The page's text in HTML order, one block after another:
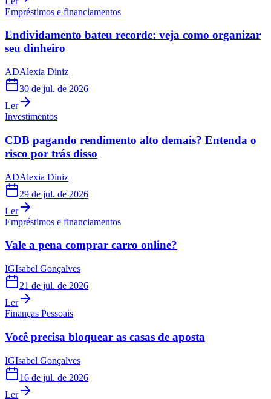
Empréstimos e financiamentos
Endividamento bateu recorde: veja como organizar
seu dinheiro
ADAlexia Diniz
30 de jul. de 2026
Ler
Investimentos
CDB pagando rendimento alto demais? Entenda o
risco por trás disso
ADAlexia Diniz
29 de jul. de 2026
Ler
Empréstimos e financiamentos
Vale a pena comprar carro online?
IGIsabel Gonçalves
21 de jul. de 2026
Ler
Finanças Pessoais
Você precisa bloquear as casas de aposta
IGIsabel Gonçalves
16 de jul. de 2026
Ler